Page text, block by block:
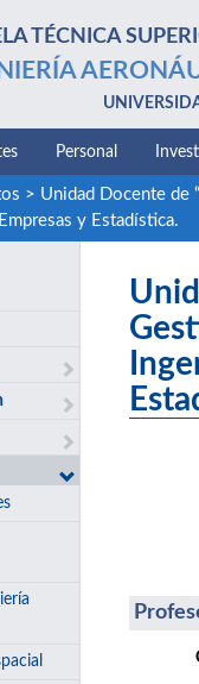
TÉCNICA
Personal
> Unidad Docente de
y Estadística.